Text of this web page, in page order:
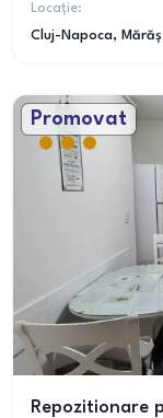
Locație:
Cluj-Napoca,
Promovat
Repozitionare